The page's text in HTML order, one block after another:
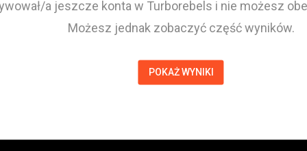
a jeszcze konta w Turborebels i nie możesz
Możesz jednak zobaczyć część wyników.
POKAŻ WYNIKI
Tomasz Łoza